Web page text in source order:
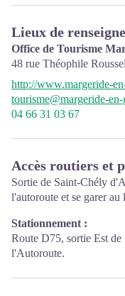
Lieux de
Office de Tourisme
48 rue Théophile
http://www.margeride-
tourisme@margeride-
04 66 31 03 67
Accès routiers et
Sortie de Saint-Chély
l'autoroute et se garer
Stationnement :
Route D75, sortie Est
l'Autoroute.